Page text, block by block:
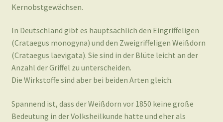
Kernobstgewächsen.
In Deutschland gibt es hauptsächlich den Eingriffeligen
(Crataegus monogyna) und den Zweigriffeligen Weißdorn
(Crataegus laevigata). Sie sind in der Blüte leicht an der
Anzahl der Griffel zu unterscheiden.
Die Wirkstoffe sind aber bei beiden Arten gleich.
Spannend ist, dass der Weißdorn vor 1850 keine große
Bedeutung in der Volksheilkunde hatte und eher als